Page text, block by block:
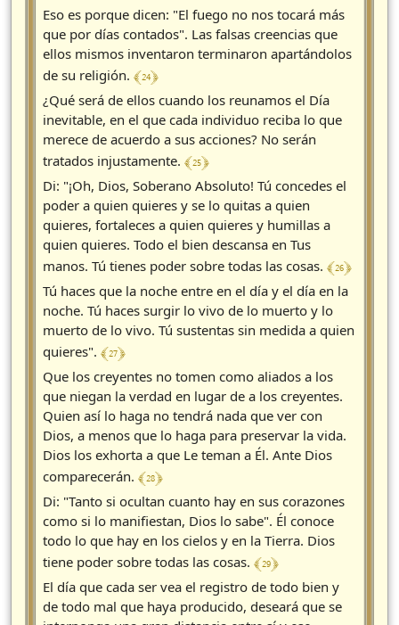
Eso es porque dicen: "El fuego no nos tocará más
que por días contados". Las falsas creencias que
ellos mismos inventaron terminaron apartándolos
de su religión. ﴾ 24 ﴿
¿Qué será de ellos cuando los reunamos el Día
inevitable, en el que cada individuo reciba lo que
merece de acuerdo a sus acciones? No serán
tratados injustamente. ﴾ 25 ﴿
Di: "¡Oh, Dios, Soberano Absoluto! Tú concedes el
poder a quien quieres y se lo quitas a quien
quieres, fortaleces a quien quieres y humillas a
quien quieres. Todo el bien descansa en Tus
manos. Tú tienes poder sobre todas las cosas. ﴾ 26 ﴿
Tú haces que la noche entre en el día y el día en la
noche. Tú haces surgir lo vivo de lo muerto y lo
muerto de lo vivo. Tú sustentas sin medida a quien
quieres". ﴾ 27 ﴿
Que los creyentes no tomen como aliados a los
que niegan la verdad en lugar de a los creyentes.
Quien así lo haga no tendrá nada que ver con
Dios, a menos que lo haga para preservar la vida.
Dios los exhorta a que Le teman a Él. Ante Dios
comparecerán. ﴾ 28 ﴿
Di: "Tanto si ocultan cuanto hay en sus corazones
como si lo manifiestan, Dios lo sabe". Él conoce
todo lo que hay en los cielos y en la Tierra. Dios
tiene poder sobre todas las cosas. ﴾ 29 ﴿
El día que cada ser vea el registro de todo bien y
de todo mal que haya producido, deseará que se